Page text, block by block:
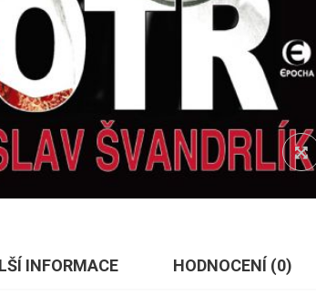
INFORMACE HODNOCENÍ (0)